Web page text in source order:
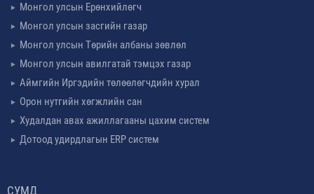
Монгол улсын Ерөнхийлөгч
Монгол улсын засгийн газар
Монгол улсын Төрийн албаны зөвлөл
Монгол улсын авилгатай тэмцэх газар
Аймгийн Иргэдийн төлөөлөгчдийн хурал
Орон нутгийн хөгжлийн сан
Худалдан авах ажиллагааны цахим систем
Дотоод удирдлагын ERP систем
СУМД